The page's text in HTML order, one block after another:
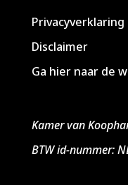
Privacyverklaring
Disclaimer
Ga hier naar de
Kamer van
BTW id-nummer: